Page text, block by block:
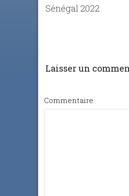
Sénégal 2022
Laisser un
Commentaire